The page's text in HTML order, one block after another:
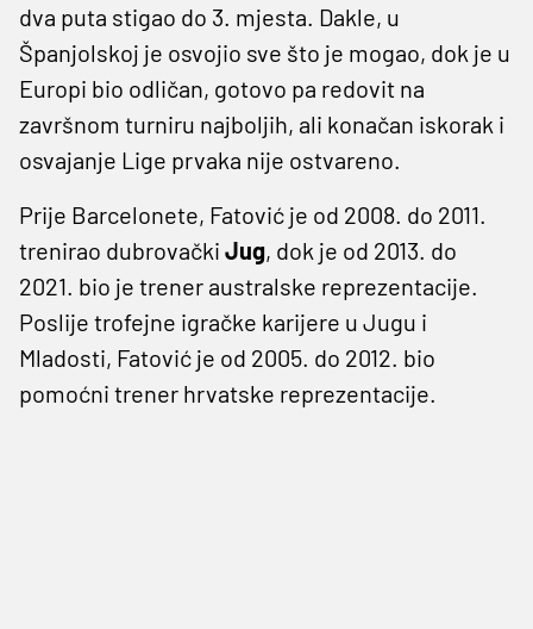
dva puta stigao do 3. mjesta. Dakle, u
Španjolskoj je osvojio sve što je mogao, dok je u
Europi bio odličan, gotovo pa redovit na
završnom turniru najboljih, ali konačan iskorak i
osvajanje Lige prvaka nije ostvareno.
Prije Barcelonete, Fatović je od 2008. do 2011.
trenirao dubrovački Jug, dok je od 2013. do
2021. bio je trener australske reprezentacije.
Poslije trofejne igračke karijere u Jugu i
Mladosti, Fatović je od 2005. do 2012. bio
pomoćni trener hrvatske reprezentacije.